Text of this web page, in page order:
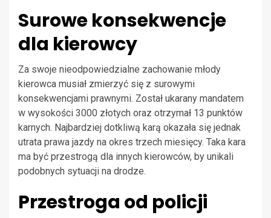
Surowe konsekwencje
dla kierowcy
Za swoje nieodpowiedzialne zachowanie młody
kierowca musiał zmierzyć się z surowymi
konsekwencjami prawnymi. Został ukarany mandatem
w wysokości 3000 złotych oraz otrzymał 13 punktów
karnych. Najbardziej dotkliwą karą okazała się jednak
utrata prawa jazdy na okres trzech miesięcy. Taka kara
ma być przestrogą dla innych kierowców, by unikali
podobnych sytuacji na drodze.
Przestroga od policji